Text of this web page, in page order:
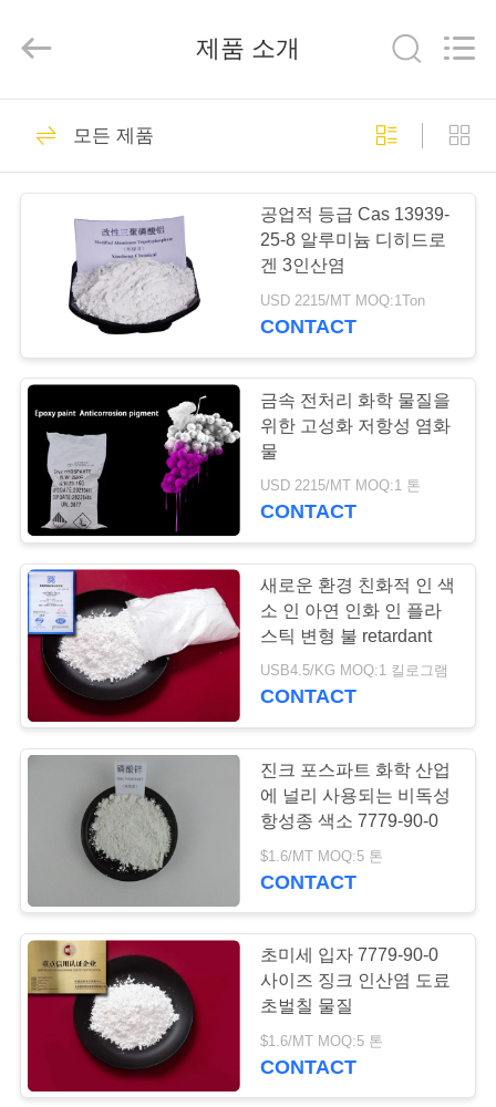
제
디
리
에
어
품
관
co.,ltd.
아연 인산염 안료
아연 인산
108
화학물질을 인산 처
리하는 아연
25
아연 오르토 인산염
31
제품 소개
모든 제품
공업적 등급 Cas 13939-
25-8 알루미늄 디히드로
겐 3인산염
USD 2215/MT MOQ:1Ton
CONTACT
금속 전처리 화학 물질을
위한 고성화 저항성 염화
물
USD 2215/MT MOQ:1 톤
CONTACT
새로운 환경 친화적 인 색
소 인 아연 인화 인 플라
스틱 변형 불 retardant
USB4.5/KG MOQ:1 킬로그램
CONTACT
진크 포스파트 화학 산업
에 널리 사용되는 비독성
항성종 색소 7779-90-0
$1.6/MT MOQ:5 톤
CONTACT
초미세 입자 7779-90-0
사이즈 징크 인산염 도료
초벌칠 물질
$1.6/MT MOQ:5 톤
CONTACT